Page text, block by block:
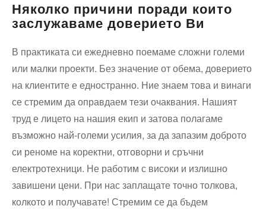
Няколко причини поради които
заслужаваме доверието Ви
В практиката си ежедневно поемаме сложни големи
или малки проекти. Без значение от обема, доверието
на клиентите е едностранно. Ние знаем това и винаги
се стремим да оправдаем тези очаквания. Нашият
труд е лицето на нашия екип и затова полагаме
възможно най-големи усилия, за да запазим доброто
си реноме на коректни, отговорни и сръчни
електротехници. Не работим с високи и излишно
завишени цени. При нас заплащате точно толкова,
колкото и получавате! Стремим се да бъдем